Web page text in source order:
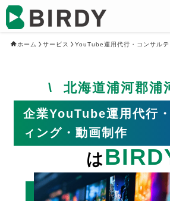
ホーム サービス YouTube運用代行・コンサルテ
北海道浦河郡浦
企業YouTube運用代行
ィング・動画制作
は